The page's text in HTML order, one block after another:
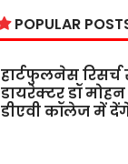
POPULAR
हार्टफुलनेस
डायरेक्टर डॉ
डीएवी कॉलेज में